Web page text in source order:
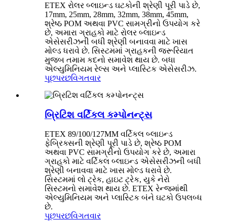
ETEX રોલર બ્લાઇન્ડ ઘટકોની શ્રેણી પૂરી પાડે છે,
17mm, 25mm, 28mm, 32mm, 38mm, 45mm,
શ્રેષ્ઠ POM અથવા PVC સામગ્રીનો ઉપયોગ કરે
છે, અમારા ગ્રાહકો માટે રોલર બ્લાઇન્ડ
એસેસરીઝની બધી શ્રેણી બનાવવા માટે ખાસ
મોલ્ડ ધરાવે છે. સિસ્ટમમાં ગ્રાહકની જરૂરિયાત
મુજબ તમામ કદનો સમાવેશ થાય છે. બધા
એલ્યુમિનિયમ રેલ્સ અને પ્લાસ્ટિક એસેસરીઝ.
પૂછપરછવિગતવાર
બ્રિટિશ વર્ટિકલ કમ્પોનન્ટ્સ
ETEX 89/100/127MM વર્ટિકલ બ્લાઇન્ડ
ફેબ્રિક્સની શ્રેણી પૂરી પાડે છે, શ્રેષ્ઠ POM
અથવા PVC સામગ્રીનો ઉપયોગ કરે છે, અમારા
ગ્રાહકો માટે વર્ટિકલ બ્લાઇન્ડ એસેસરીઝની બધી
શ્રેણી બનાવવા માટે ખાસ મોલ્ડ ધરાવે છે.
સિસ્ટમમાં લો ટ્રેક, હાઇટ ટ્રેક, યુકે નેરો
સિસ્ટમનો સમાવેશ થાય છે. ETEX રેન્જમાંથી
એલ્યુમિનિયમ અને પ્લાસ્ટિક બંને ઘટકો ઉપલબ્ધ
છે.
પૂછપરછવિગતવાર